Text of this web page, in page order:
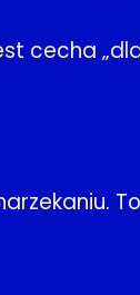
cecha